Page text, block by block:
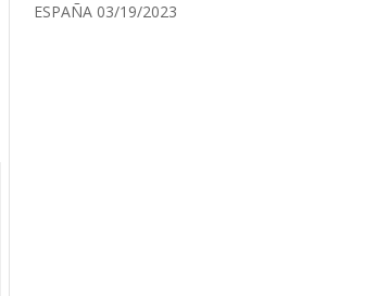
ESPAÑA 03/19/2023